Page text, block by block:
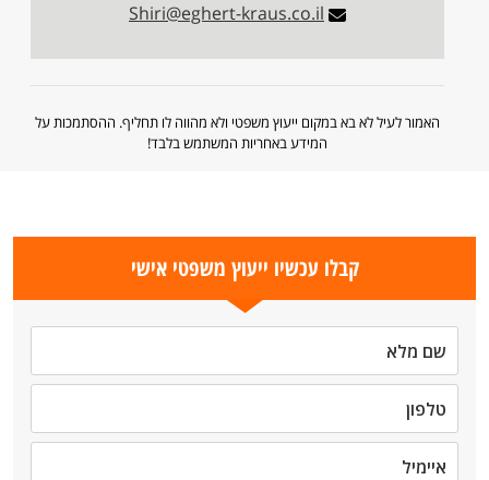
Shiri@eghert-kraus.co.il
האמור לעיל לא בא במקום ייעוץ משפטי ולא מהווה לו תחליף. ההסתמכות על
המידע באחריות המשתמש בלבד!
קבלו עכשיו ייעוץ משפטי אישי